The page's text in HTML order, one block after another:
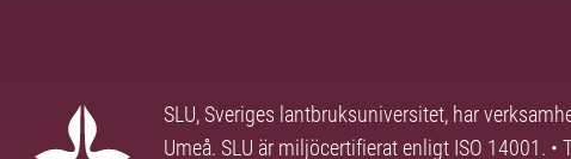
SLU, Sveriges lantbruksuniversitet, har
Umeå. SLU är miljöcertifierat enligt ISO 14001.